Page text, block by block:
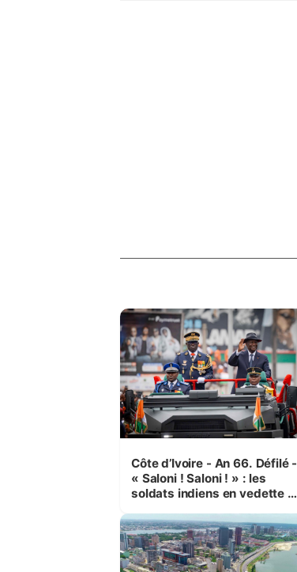
Côte d’Ivoire - An 66. Défilé -
« Saloni ! Saloni ! » : les
soldats indiens en vedette à